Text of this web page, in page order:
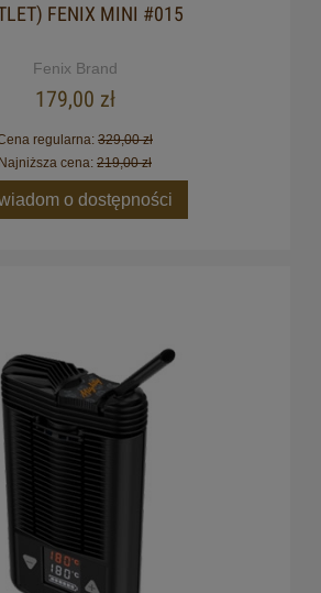
FENIX MINI #015
Fenix Brand
179,00 zł
regularna: 329,00 zł
Najniższa cena: 219,00 zł
o dostępności